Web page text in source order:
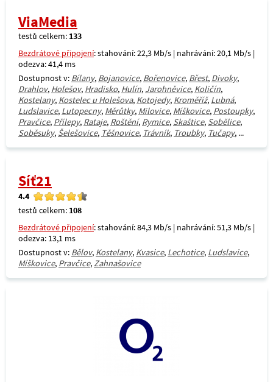
ViaMedia
testů celkem: 133
Bezdrátové připojení: stahování: 22,3 Mb/s | nahrávání: 20,1 Mb/s |
odezva: 41,4 ms
Dostupnost v: Bílany, Bojanovice, Bořenovice, Břest, Divoky,
Drahlov, Holešov, Hradisko, Hulín, Jarohněvice, Količín,
Kostelany, Kostelec u Holešova, Kotojedy, Kroměříž, Lubná,
Ludslavice, Lutopecny, Měrůtky, Milovice, Míškovice, Postoupky,
Pravčice, Přílepy, Rataje, Roštění, Rymice, Skaštice, Sobělice,
Soběsuky, Šelešovice, Těšnovice, Trávník, Troubky, Tučapy, ...
Síť21
4.4
testů celkem: 108
Bezdrátové připojení: stahování: 84,3 Mb/s | nahrávání: 51,3 Mb/s |
odezva: 13,1 ms
Dostupnost v: Bělov, Kostelany, Kvasice, Lechotice, Ludslavice,
Míškovice, Pravčice,Zahnašovice